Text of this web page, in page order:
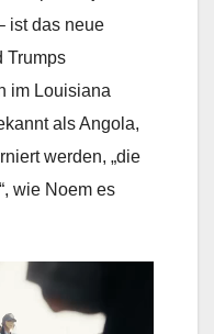
ist das neue
Trumps
im Louisiana
als Angola,
werden, „die
wie Noem es